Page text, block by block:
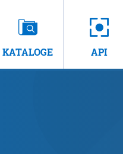
KATALOGE API